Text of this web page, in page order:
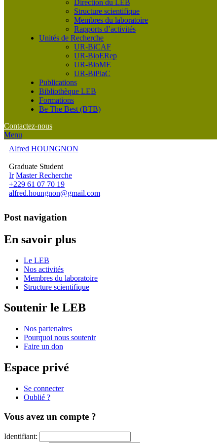
Direction du LEB
Structure scientifique
Membres du laboratoire
Rapports d’activités
Unités de Recherche
UR-BiCAF
UR-BioERep
UR-BioME
UR-BiPlaC
Publications
Bibliothèque LEB
Formations
Be The Best (BTB)
Contactez-nous
Menu
Alfred HOUNGNON
Graduate Student
Ir Master Recherche
+229 61 07 70 19
alfred.houngnon@gmail.com
Post navigation
En savoir plus
Le LEB
Nos activités
Membres du laboratoire
Structure scientifique
Soutenir le LEB
Nos partenaires
Pourquoi nous soutenir
Faire un don
Espace privé
Se connecter
Oublié ?
Vous avez un compte ?
Identifiant: